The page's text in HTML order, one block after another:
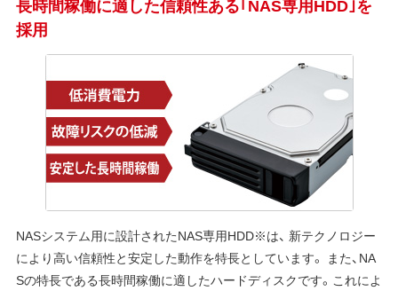
採用
NASシステム用に設計されたNAS専用HDD※は、 新テクノロジー
により高い信頼性と安定した動作を特長としています。 また、NA
Sの特長である長時間稼働に適したハードディスクです。これによ